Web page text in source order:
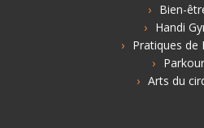
Bien-
Handi
Pratiques de
Parkour
Arts du